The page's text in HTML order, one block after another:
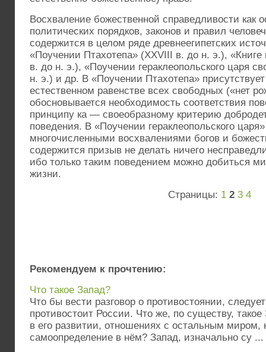
Восхваление божественной справедливости как
политических порядков, законов и правил
содержится в целом ряде древнеегипетских
«Поучении Птахотепа» (XXVIII в. до н. э.),
в. до н. э.), «Поучении гераклеопольского царя
н. э.) и др. В «Поучении Птахотепа»
естественном равенстве всех свободных («нет
обосновывается необходимость соответствия
принципу ка — своеобразному критерию
поведения. В «Поучении гераклеопольского
многочисленными восхвалениями богов и
содержится призыв не делать ничего
ибо только таким поведением можно добиться
жизни.
Страницы: 1 2 3 4
Рекомендуем к прочтению:
Что такое Запад?
Что бы вести разговор о противостоянии,
противостоит России. Что же, по существу,
в его развитии, отношениях с остальным миром,
самоопределение в нём? Запад, изначально су ...